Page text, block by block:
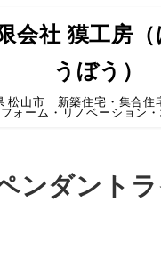
会社 獏工房（
うぼう）
松山市 新築住宅・集合住
フォーム・リノベーション
ンダントラ